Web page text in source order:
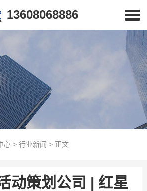
13608068886
心> 行业新闻 > 正文
动策划公司 | 红星